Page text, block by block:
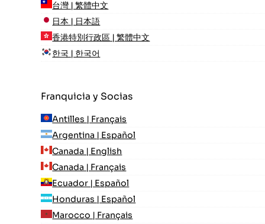
台灣 | 繁體中文
日本 | 日本語
香港特別行政區 | 繁體中文
한국 | 한국어
Franquicia y Socias
Antilles | Français
Argentina | Español
Canada | English
Canada | Français
Ecuador | Español
Honduras | Español
Marocco | Français